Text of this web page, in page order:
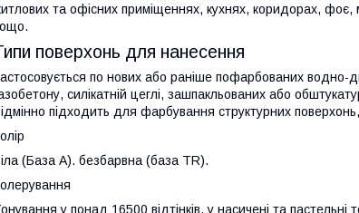
та офісних приміщеннях, кухнях, коридорах, фоє,
поверхонь для нанесення
по нових або раніше пофарбованих
силікатній цеглі, зашпакльованих або
підходить для фарбування структурних
(База А). безбарвна (база TR).
у понад 16500 відтінків, у насичені та